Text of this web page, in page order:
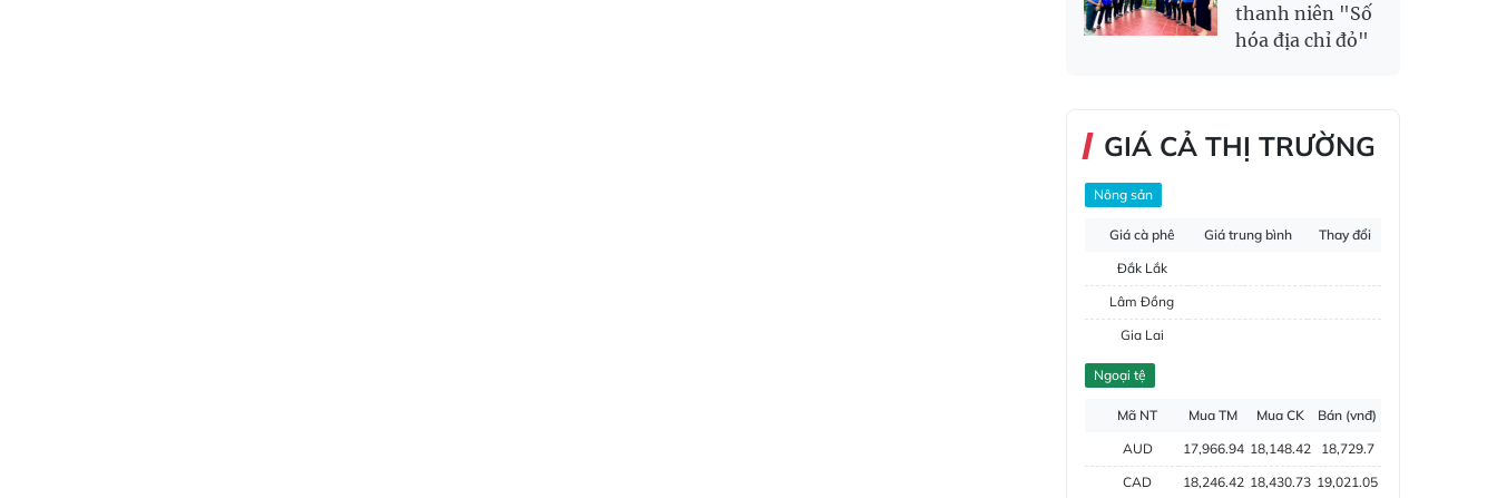
thanh niên "Số
hóa địa chỉ đỏ"
GIÁ CẢ THỊ TRƯỜNG
Nông sản
Giá cà phê Giá trung bình
Thay đổi
Đắk Lắk
Lâm Đồng
Gia Lai
Đắk Nông
Ngoại tệ
Mã NT Mua TM Mua CK
Bán (vnđ)
AUD
17,966.94 18,148.42
18,729.7
CAD
18,246.42 18,430.73 19,021.05